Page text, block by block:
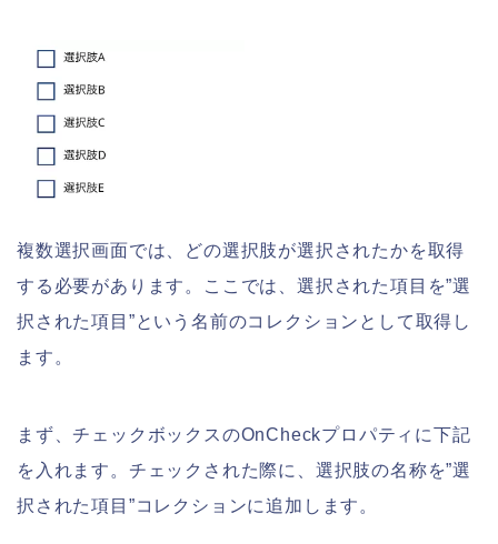
複数選択画面では、どの選択肢が選択されたかを取得
する必要があります。ここでは、選択された項目を”選
択された項目”という名前のコレクションとして取得し
ます。
まず、チェックボックスのOnCheckプロパティに下記
を入れます。チェックされた際に、選択肢の名称を”選
択された項目”コレクションに追加します。